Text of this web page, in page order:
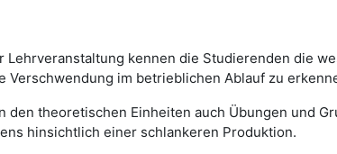
Lehrveranstaltung kennen die Studierenden die
Verschwendung im betrieblichen Ablauf zu
den theoretischen Einheiten auch Übungen und
hinsichtlich einer schlankeren Produktion.